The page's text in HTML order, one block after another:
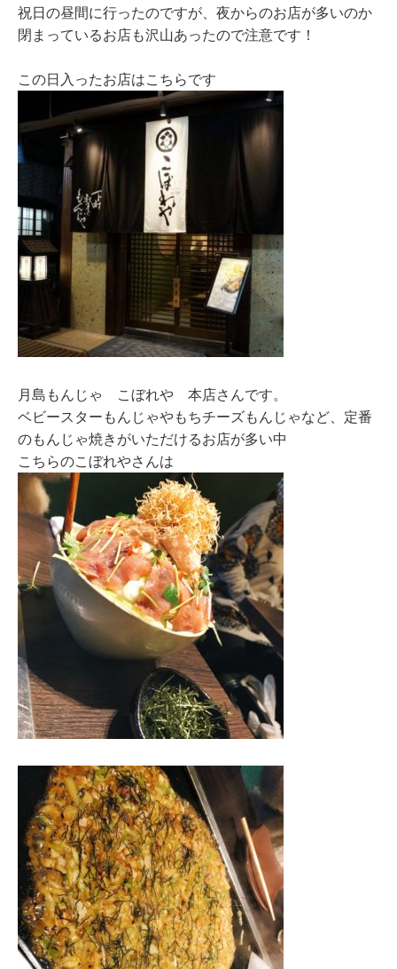
祝日の昼間に行ったのですが、夜からのお店が多いのか
閉まっているお店も沢山あったので注意です！
この日入ったお店はこちらです
月島もんじゃ こぼれや 本店さんです。
ベビースターもんじゃやもちチーズもんじゃなど、定番
のもんじゃ焼きがいただけるお店が多い中
こちらのこぼれやさんは